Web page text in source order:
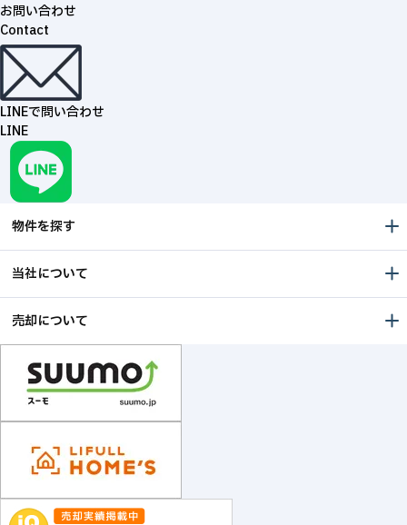
お問い合わせ
Contact
LINEで問い合わせ
LINE
物件を探す
当社について
売却について